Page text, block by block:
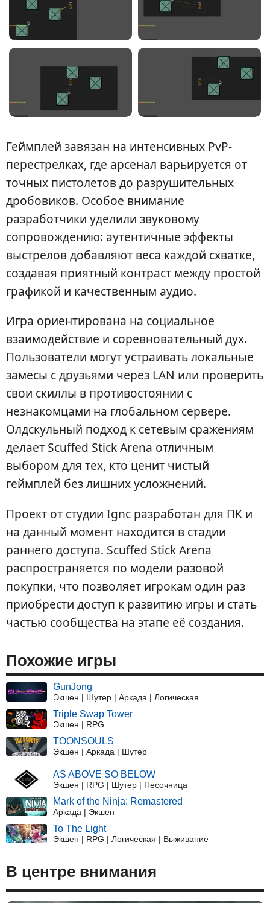
Геймплей завязан на интенсивных PvP-
перестрелках, где арсенал варьируется от
точных пистолетов до разрушительных
дробовиков. Особое внимание
разработчики уделили звуковому
сопровождению: аутентичные эффекты
выстрелов добавляют веса каждой схватке,
создавая приятный контраст между простой
графикой и качественным аудио.
Игра ориентирована на социальное
взаимодействие и соревновательный дух.
Пользователи могут устраивать локальные
замесы с друзьями через LAN или проверить
свои скиллы в противостоянии с
незнакомцами на глобальном сервере.
Олдскульный подход к сетевым сражениям
делает Scuffed Stick Arena отличным
выбором для тех, кто ценит чистый
геймплей без лишних усложнений.
Проект от студии Ignc разработан для ПК и
на данный момент находится в стадии
раннего доступа. Scuffed Stick Arena
распространяется по модели разовой
покупки, что позволяет игрокам один раз
приобрести доступ к развитию игры и стать
частью сообщества на этапе её создания.
Похожие игры
GunJong
Экшен | Шутер | Аркада | Логическая
Triple Swap Tower
Экшен | RPG
TOONSOULS
Экшен | Аркада | Шутер
AS ABOVE SO BELOW
Экшен | RPG | Шутер | Песочница
Mark of the Ninja: Remastered
Аркада | Экшен
To The Light
Экшен | RPG | Логическая | Выживание
В центре внимания